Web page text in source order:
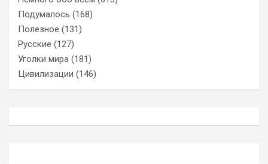
Подумалось (168)
Полезное (131)
Русские (127)
Уголки мира (181)
Цивилизации (146)